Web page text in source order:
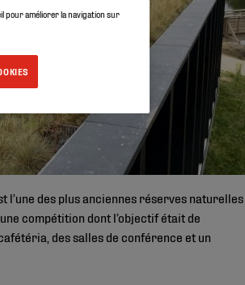
l’une des plus anciennes réserves naturelles
compétition dont l’objectif était de
des salles de conférence et un
pour améliorer la navigation sur